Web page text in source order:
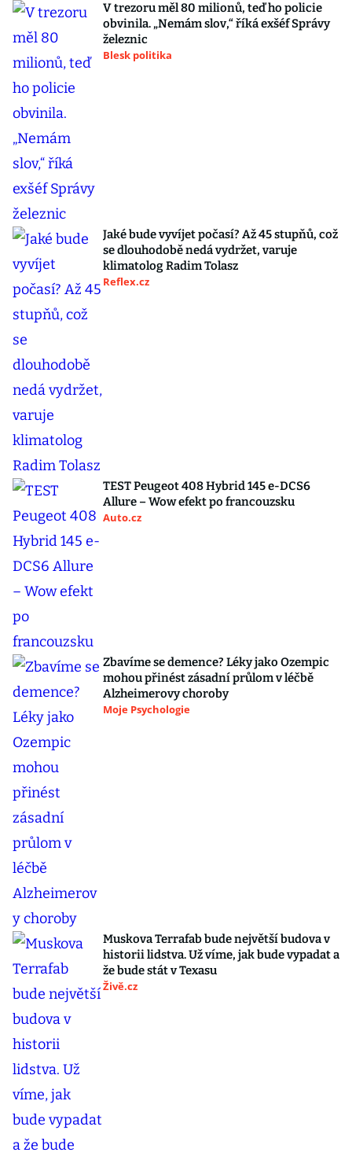
V trezoru měl 80 milionů, teď ho policie
obvinila. „Nemám slov,“ říká exšéf Správy
železnic
Blesk politika
Jaké bude vyvíjet počasí? Až 45 stupňů, což
se dlouhodobě nedá vydržet, varuje
klimatolog Radim Tolasz
Reflex.cz
TEST Peugeot 408 Hybrid 145 e-DCS6
Allure – Wow efekt po francouzsku
Auto.cz
Zbavíme se demence? Léky jako Ozempic
mohou přinést zásadní průlom v léčbě
Alzheimerovy choroby
Moje Psychologie
Muskova Terrafab bude největší budova v
historii lidstva. Už víme, jak bude vypadat a
že bude stát v Texasu
Živě.cz